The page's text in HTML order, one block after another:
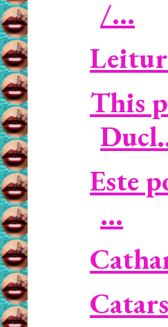
/...
This
Este
...